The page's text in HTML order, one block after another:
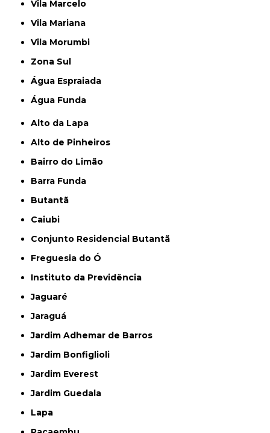
Vila Marcelo
Vila Mariana
Vila Morumbi
Zona Sul
Água Espraiada
Água Funda
Alto da Lapa
Alto de Pinheiros
Bairro do Limão
Barra Funda
Butantã
Caiubi
Conjunto Residencial Butantã
Freguesia do Ó
Instituto da Previdência
Jaguaré
Jaraguá
Jardim Adhemar de Barros
Jardim Bonfiglioli
Jardim Everest
Jardim Guedala
Lapa